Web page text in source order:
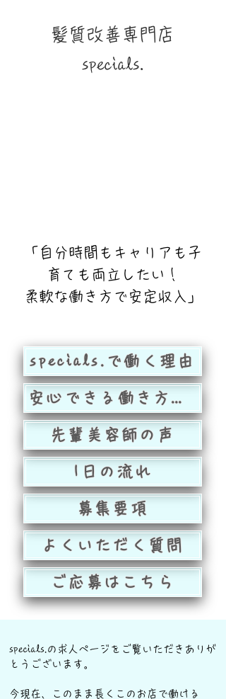
​髪質改善専門店
specials.
「自分時間もキャリアも子
育ても両立したい！
柔軟な働き方で安定収入」
specials.で働く理由
安心できる働き方紹介
先輩美容師の声
1日の流れ
募集要項
よくいただく質問
ご応募はこちら
specials.の求人ページをご覧いただきありが
とうございます。
今現在、このまま長くこのお店で働ける